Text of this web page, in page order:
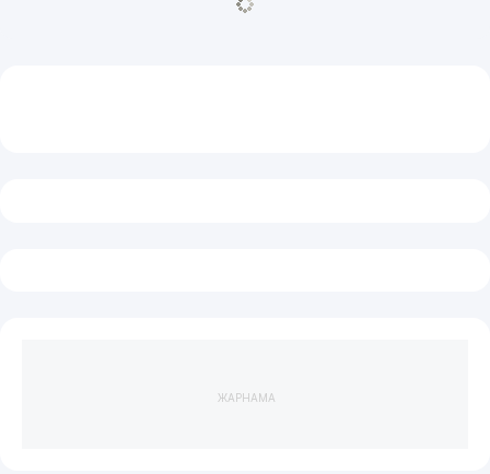
ЖАРНАМА